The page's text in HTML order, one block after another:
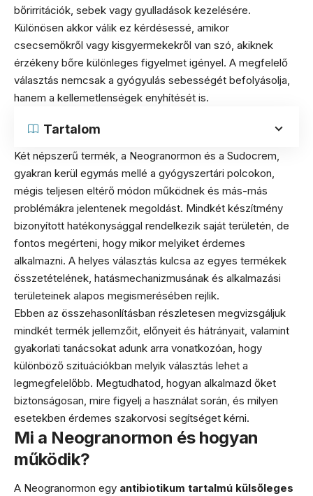
bőrirritációk, sebek vagy gyulladások kezelésére.
Különösen akkor válik ez kérdésessé, amikor
csecsemőkről vagy kisgyermekekről van szó, akiknek
érzékeny bőre különleges figyelmet igényel. A megfelelő
választás nemcsak a gyógyulás sebességét befolyásolja,
hanem a kellemetlenségek enyhítését is.
Tartalom
Két népszerű termék, a Neogranormon és a Sudocrem,
gyakran kerül egymás mellé a gyógyszertári polcokon,
mégis teljesen eltérő módon működnek és más-más
problémákra jelentenek megoldást. Mindkét készítmény
bizonyított hatékonysággal rendelkezik saját területén, de
fontos megérteni, hogy mikor melyiket érdemes
alkalmazni. A helyes választás kulcsa az egyes termékek
összetételének, hatásmechanizmusának és alkalmazási
területeinek alapos megismerésében rejlik.
Ebben az összehasonlításban részletesen megvizsgáljuk
mindkét termék jellemzőit, előnyeit és hátrányait, valamint
gyakorlati tanácsokat adunk arra vonatkozóan, hogy
különböző szituációkban melyik választás lehet a
legmegfelelőbb. Megtudhatod, hogyan alkalmazd őket
biztonságosan, mire figyelj a használat során, és milyen
esetekben érdemes szakorvosi segítséget kérni.
Mi a Neogranormon és hogyan
működik?
A Neogranormon egy antibiotikum tartalmú külsőleges